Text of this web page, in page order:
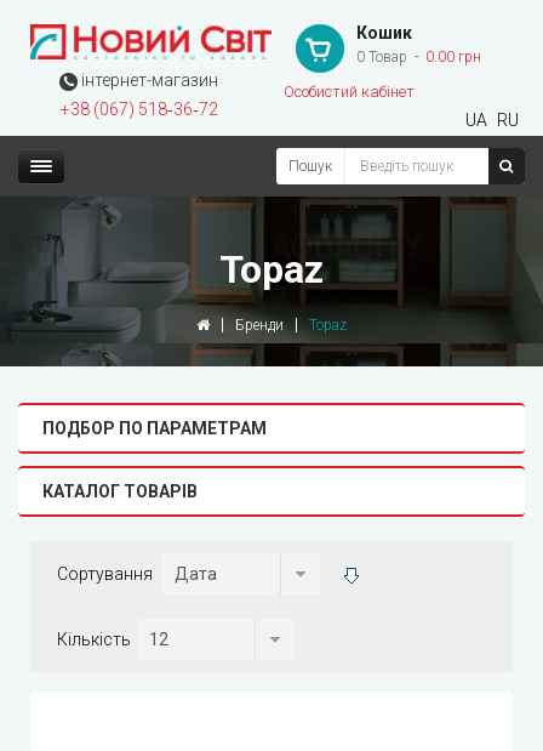
інтернет-магазин
+38 (067) 518‑36‑72
Кошик
0 Товар 0.00 грн
Особистий кабінет
UA RU
Пошук
Topaz
Бренди Topaz
ПОДБОР ПО ПАРАМЕТРАМ
КАТАЛОГ ТОВАРІВ
Сортування
Кількість